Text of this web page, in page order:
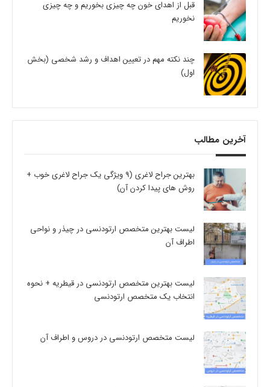
قبل از اهدای خون چه چیزی بخوریم و چه چیزی
نخوریم
چند نکته مهم در تعیین اهداف و رشد شخصی (بخش
اول)
آخرین مطالب
بهترین جراح لاغری (9 ویژگی یک جراح لاغری خوب +
روش های پیدا کردن آن)
لیست بهترین متخصص ارتودنسی در چیذر و نواحی
اطراف آن
لیست بهترین متخصص ارتودنسی در قیطریه + نحوه
انتخاب یک متخصص ارتودنسی
لیست متخصص ارتودنسی در دروس و اطراف آن